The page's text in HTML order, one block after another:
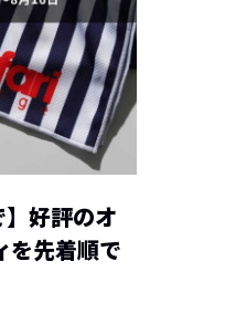
】好評のオ
を先着順で